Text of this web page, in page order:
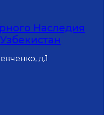
Наследия
д.1